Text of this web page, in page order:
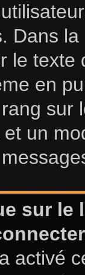
Dans
le
en
un
sur le
activé